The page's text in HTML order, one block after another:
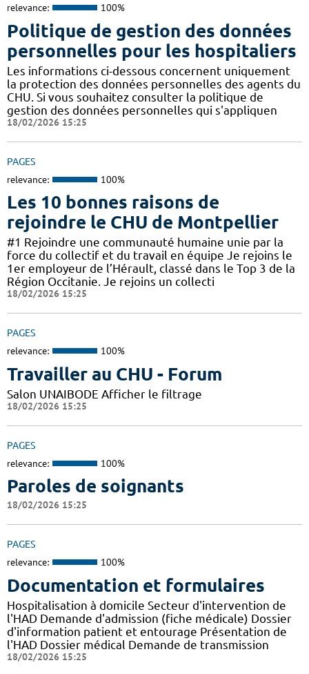
relevance: 100%
Politique de gestion des données
personnelles pour les hospitaliers
Les informations ci-dessous concernent uniquement
la protection des données personnelles des agents du
CHU. Si vous souhaitez consulter la politique de
gestion des données personnelles qui s'appliquen
18/02/2026 15:25
PAGES
relevance: 100%
Les 10 bonnes raisons de
rejoindre le CHU de Montpellier
#1 Rejoindre une communauté humaine unie par la
force du collectif et du travail en équipe Je rejoins le
1er employeur de l’Hérault, classé dans le Top 3 de la
Région Occitanie. Je rejoins un collecti
18/02/2026 15:25
PAGES
relevance: 100%
Travailler au CHU - Forum
Salon UNAIBODE Afficher le filtrage
18/02/2026 15:25
PAGES
relevance: 100%
Paroles de soignants
18/02/2026 15:25
PAGES
relevance: 100%
Documentation et formulaires
Hospitalisation à domicile Secteur d'intervention de
l'HAD Demande d'admission (fiche médicale) Dossier
d'information patient et entourage Présentation de
l'HAD Dossier médical Demande de transmission
18/02/2026 15:25